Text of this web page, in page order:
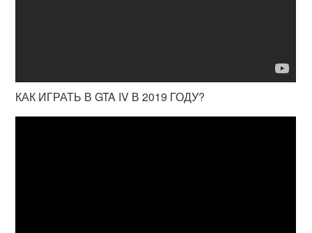
КАК ИГРАТЬ В GTA IV В 2019 ГОДУ?